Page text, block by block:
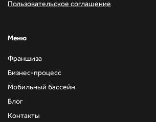
Пользовательское соглашение
Mеню
Франшиза
Бизнес-процесс
Мобильный бассейн
Блог
Контакты